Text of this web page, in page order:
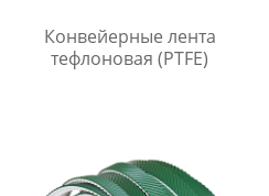
Конвейерные лента
тефлоновая (PTFE)